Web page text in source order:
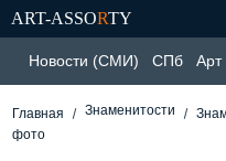
ART-ASSORTY
Новости (СМИ) СПб Арт
Главная Знаменитости
фото